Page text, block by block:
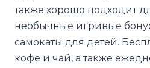
также хорошо подходит
необычные игривые
самокаты для детей.
кофе и чай, а также